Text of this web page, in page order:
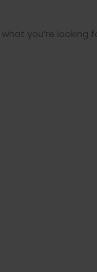
you’re looking